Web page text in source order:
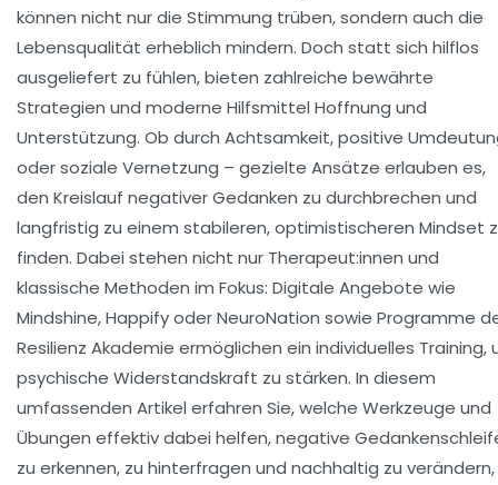
können nicht nur die Stimmung trüben, sondern auch die
Lebensqualität erheblich mindern. Doch statt sich hilflos
ausgeliefert zu fühlen, bieten zahlreiche bewährte
Strategien und moderne Hilfsmittel Hoffnung und
Unterstützung. Ob durch Achtsamkeit, positive
oder soziale Vernetzung – gezielte Ansätze erlauben es,
den Kreislauf negativer Gedanken zu durchbrechen und
langfristig zu einem stabileren, optimistischeren Mindset
finden. Dabei stehen nicht nur Therapeut:innen und
klassische Methoden im Fokus: Digitale Angebote wie
Mindshine, Happify oder NeuroNation sowie Programme
Resilienz Akademie ermöglichen ein individuelles Training,
psychische Widerstandskraft zu stärken. In diesem
umfassenden Artikel erfahren Sie, welche Werkzeuge und
Übungen effektiv dabei helfen, negative
zu erkennen, zu hinterfragen und nachhaltig zu verändern,